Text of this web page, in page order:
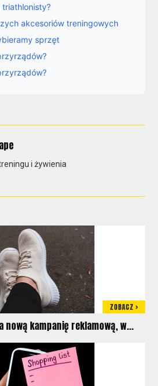
akcesoriów treningowych
sprzęt
i żywienia
ZOBACZ >
nową kampanię reklamową, w...